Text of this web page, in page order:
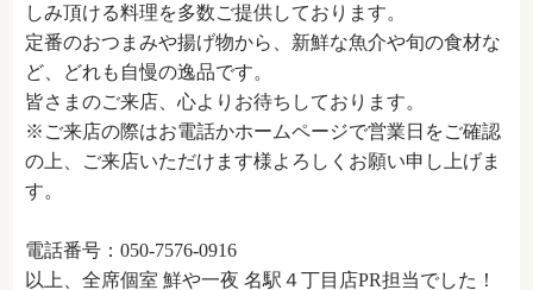
しみ頂ける料理を多数ご提供しております。
定番のおつまみや揚げ物から、新鮮な魚介や旬の食材な
ど、どれも自慢の逸品です。
皆さまのご来店、心よりお待ちしております。
※ご来店の際はお電話かホームページで営業日をご確認
の上、ご来店いただけます様よろしくお願い申し上げま
す。
電話番号：050-7576-0916
以上、全席個室 鮮や一夜 名駅４丁目店PR担当でした！